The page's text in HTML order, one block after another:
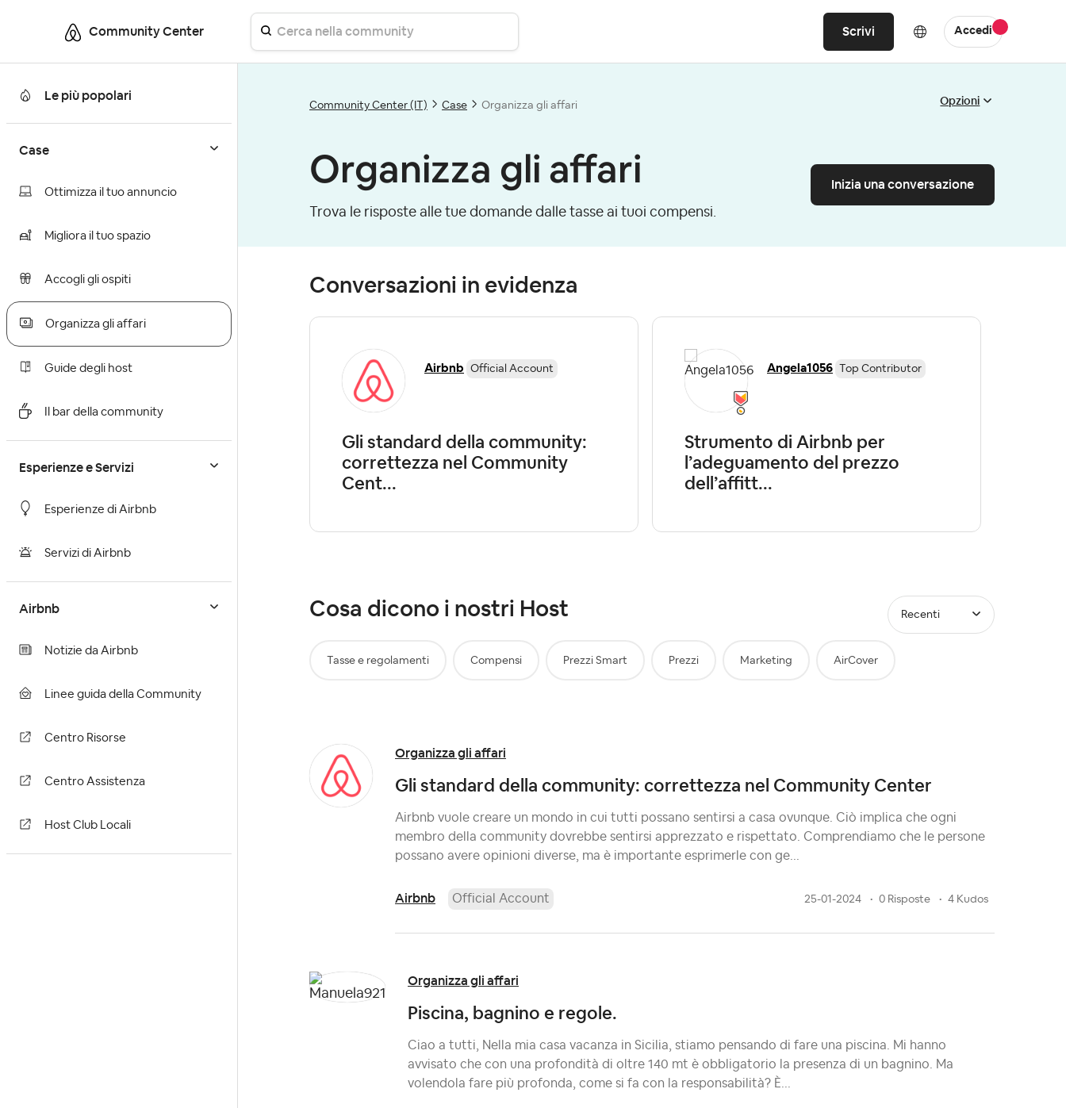
Community Center Scrivi Accedi
Le più popolari
Case
Ottimizza il tuo annuncio
Migliora il tuo spazio
Accogli gli ospiti
Organizza gli affari
Guide degli host
Il bar della community
Esperienze e Servizi
Esperienze di Airbnb
Servizi di Airbnb
Airbnb
Notizie da Airbnb
Linee guida della Community
Centro Risorse
Centro Assistenza
Host Club Locali
Community Center (IT) Case Organizza gli affari Opzioni
Organizza gli affari
Trova le risposte alle tue domande dalle tasse ai tuoi compensi.
Inizia una conversazione
Conversazioni in evidenza
Airbnb Official Account
Gli standard della community:
correttezza nel Community
Cent...
Angela1056 Top Contributor
Strumento di Airbnb per
l’adeguamento del prezzo
dell’affitt...
Cosa dicono i nostri Host Recenti
Tasse e regolamenti Compensi Prezzi Smart Prezzi Marketing AirCover
Organizza gli affari
Gli standard della community: correttezza nel Community Center
Airbnb vuole creare un mondo in cui tutti possano sentirsi a casa ovunque. Ciò implica che ogni
membro della community dovrebbe sentirsi apprezzato e rispettato. Comprendiamo che le persone
possano avere opinioni diverse, ma è importante esprimerle con ge...
Airbnb Official Account 25-01-2024 0 Risposte 4 Kudos
Organizza gli affari
Piscina, bagnino e regole.
Ciao a tutti, Nella mia casa vacanza in Sicilia, stiamo pensando di fare una piscina. Mi hanno
avvisato che con una profondità di oltre 140 mt è obbligatorio la presenza di un bagnino. Ma
volendola fare più profonda, come si fa con la responsabilità? È...